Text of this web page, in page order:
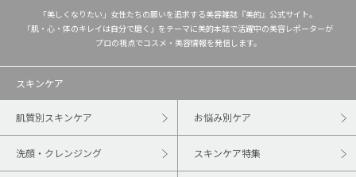
「美しくなりたい」女性たちの願いを追求する美容雑誌『美的』公式サイト。
「肌・心・体のキレイは自分で磨く」をテーマに美的本誌で活躍中の美容レポーターが
プロの視点でコスメ・美容情報を発信します。
スキンケア
肌質別スキンケア お悩み別ケア
洗顔・クレンジング スキンケア特集